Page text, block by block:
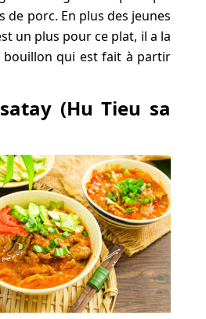
de porc. En plus des jeunes
un plus pour ce plat, il a la
bouillon qui est fait à partir
(Hu Tieu sa